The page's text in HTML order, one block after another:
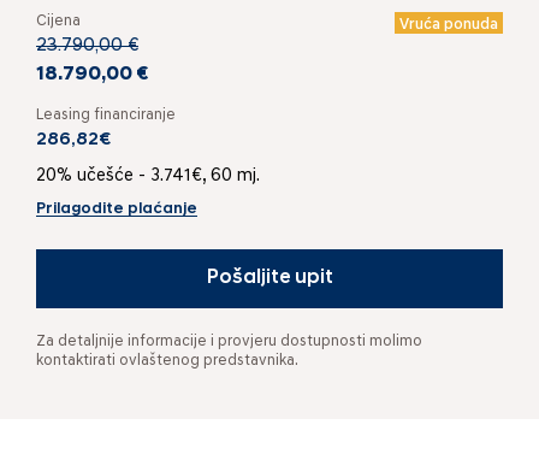
Cijena Vruća ponuda
23.790,00 €
18.790,00 €
Leasing financiranje
286,82€
20% učešće - 3.741€, 60 mj.
Prilagodite plaćanje
Pošaljite upit
Za detaljnije informacije i provjeru dostupnosti molimo
kontaktirati ovlaštenog predstavnika.